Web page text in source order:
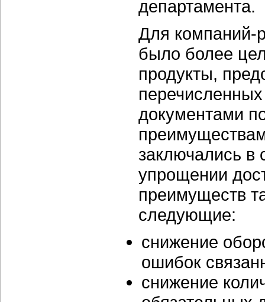
департамента.
Для компаний-
было более
продукты,
документами
заключались в
упрощении
преимуществ
следующие:
снижение
ошибок
снижение